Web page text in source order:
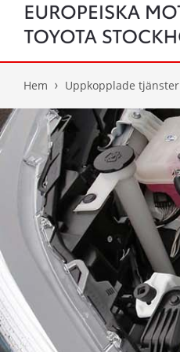
Hem Uppkopplade tjänster